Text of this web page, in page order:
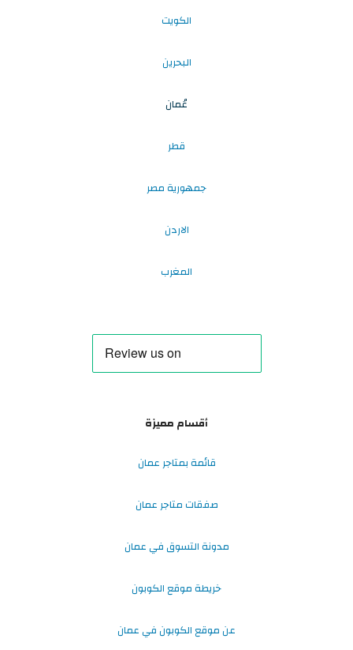
الكويت
البحرين
عُمان
قطر
جمهورية مصر
الاردن
المغرب
أقسام مميزة
قائمة بمتاجر عمان
صفقات متاجر عمان
مدونة التسوق في عمان
خريطة موقع الكوبون
عن موقع الكوبون في عمان